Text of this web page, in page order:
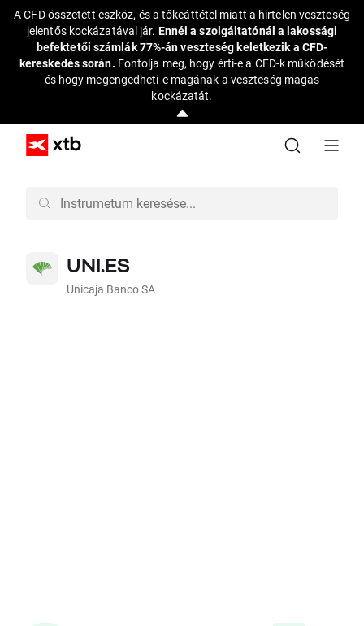
A CFD összetett eszköz, és a tőkeáttétel miatt a hirtelen veszteség
jelentős kockázatával jár. Ennél a szolgáltatónál a lakossági
befektetői számlák 77%-án veszteség keletkezik a CFD-
kereskedés során. Fontolja meg, hogy érti-e a CFD-k működését
és hogy megengedheti-e magának a veszteség magas
kockázatát.
UNI.ES
Unicaja Banco SA